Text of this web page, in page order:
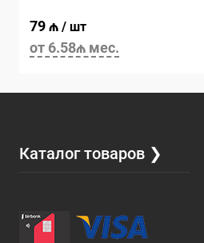
79 ₼ / шт
от 6.58₼ мес.
Каталог товаров ❯